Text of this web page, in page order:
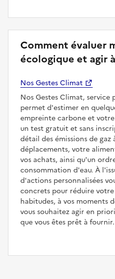
Comment évaluer
écologique et agir
Nos Gestes Climat
Nos Gestes Climat, service
permet d'estimer en
empreinte carbone et
un test gratuit et sans
détail des émissions de gaz
déplacements, votre
vos achats, ainsi qu'un
consommation d'eau. À
d'actions personnalisées
concrets pour réduire
habitudes, à vos moments
vous souhaitez agir en
que vous êtes prêt à fournir.